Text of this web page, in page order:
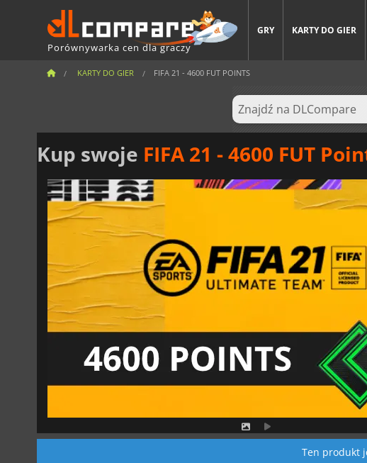
Porównywarka cen dla graczy
GRY KARTY DO GIER
KARTY DO GIER FIFA 21 - 4600 FUT POINTS
Kup swoje FIFA 21 - 4600 FUT
Ten produkt